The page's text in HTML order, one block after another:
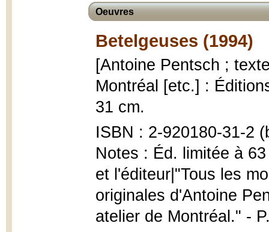
Oeuvres
Betelgeuses (1994)
[Antoine Pentsch ;
Montréal [etc.] :
31 cm.
ISBN : 2-920180-31-2
Notes : Éd. limitée à
et l'éditeur|"Tous les
originales d'Antoine
atelier de Montréal." -